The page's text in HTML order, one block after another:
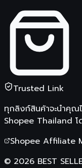
Trusted Link
ทุกลิงก์สินค้าจะนำคุณ
Shopee Thailand
Shopee Affiliate
© 2026 BEST